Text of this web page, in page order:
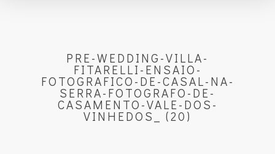
PRE-WEDDING-VILLA-
FITARELLI-ENSAIO-
FOTOGRAFICO-DE-CASAL-NA-
SERRA-FOTOGRAFO-DE-
CASAMENTO-VALE-DOS-
VINHEDOS_ (20)